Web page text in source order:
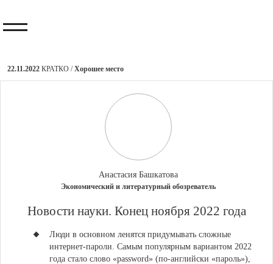
22.11.2022 КРАТКО /Хорошее место
Анастасия Башкатова
Экономический и литературный обозреватель
​Новости науки. Конец ноября 2022 года
Люди в основном ленятся придумывать сложные
интернет-пароли. Самым популярным вариантом 2022
года стало слово «password» (по-английски «пароль»),